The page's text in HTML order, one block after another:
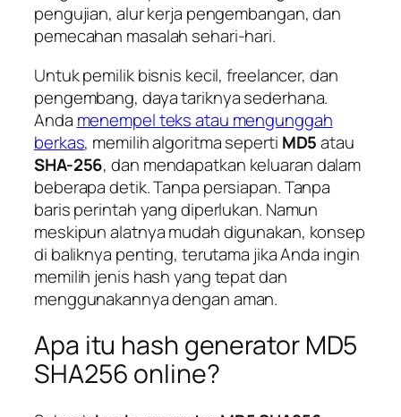
pengujian, alur kerja pengembangan, dan
pemecahan masalah sehari-hari.
Untuk pemilik bisnis kecil, freelancer, dan
pengembang, daya tariknya sederhana.
Anda menempel teks atau mengunggah
berkas, memilih algoritma seperti MD5atau
SHA-256, dan mendapatkan keluaran dalam
beberapa detik. Tanpa persiapan. Tanpa
baris perintah yang diperlukan. Namun
meskipun alatnya mudah digunakan, konsep
di baliknya penting, terutama jika Anda ingin
memilih jenis hash yang tepat dan
menggunakannya dengan aman.
Apa itu hash generator MD5
SHA256 online?